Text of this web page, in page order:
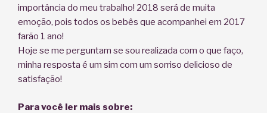
importância do meu trabalho! 2018 será de muita
emoção, pois todos os bebês que acompanhei em 2017
farão 1 ano!
Hoje se me perguntam se sou realizada com o que faço,
minha resposta é um sim com um sorriso delicioso de
satisfação!
Para você ler mais sobre: